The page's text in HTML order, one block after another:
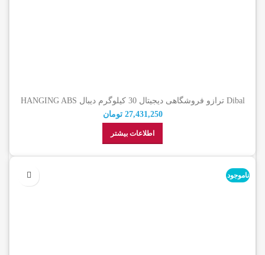
Dibal ترازو فروشگاهی دیجیتال 30 کیلوگرم دیبال HANGING ABS
27,431,250 تومان
اطلاعات بیشتر
ناموجود